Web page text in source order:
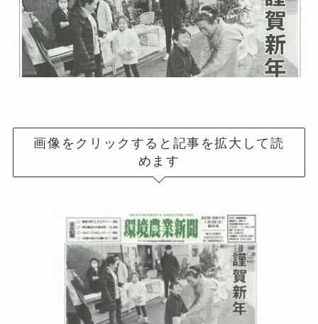
画像をクリックすると記事を拡大して読
めます